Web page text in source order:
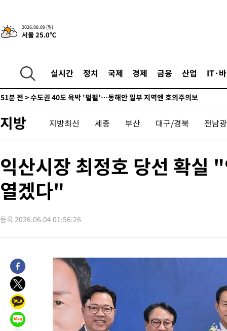
2026.08.09 (일)
서울 25.0℃
실시간 정치 국제 경제 금융 산업 IT·
宋 10.17%
-4126초 전 >이강인 "아틀레티코 이적 기뻐…등번호 7번 의미보단 팀 위해
-4061초 전 >[속보]與 당대표 경선, 제주·인천 권리당원 투표 김민석 승리
48분 전 >[속보]이강인 "감독님이 원하는 마음 느꼈고, 많은 트로피 원해 아
코 이적"
수도권 40도 육박 '펄펄'…동해안 일부 지역엔 호의주의보
1시간 전 >온열질환 사망자 3명 늘어…누적 환자 3000명 돌파
3시간 전 >
백운산서 80년근 천종산삼 9뿌리 발견…감정가 1.3억원
4시간 전 >선재도서 해루질 나섰다 실종 60대, 닷새 만에 숨진 채 발견
5시간 전 >여수 오동도 해상서 모터보트 전복…1명 사망·1명 실종
6시간 전 >극한폭염 한풀 꺾이지만…'낮 최고 35도' 무더위, 열대야 계속[다
날씨]
7시간 전 >축구협회 "압수수색·성접대 논란 사과…쇄신의 기회로 삼겠다"
10시간 전 >'최고 37도' 폭염 지속…강원동해안 최대 150㎜ 비
12시간 전 >[속보]뉴욕증시 상승 마감…S&P 0.6% 나스닥 1.3%↑
-5377초 전 >
[속보]與최고위원 제주·인천 순회경선…박선원·최민희·서미
민수·김용 순
-5330초 전 >
[속보]김민석, 與 전대 당원투표 누적 득표율 45.42%로 1위…
래 44.56%
-4612초 전 >
[속보]與 대표 경선 제주·인천 당원투표…金 47.75%·鄭
宋 10.17%
-4146초 전 >
이강인 "아틀레티코 이적 기뻐…등번호 7번 의미보단 팀 위해
-4081초 전 >
[속보]與 당대표 경선, 제주·인천 권리당원 투표 김민석 승리
지방 지방최신 세종 부산 대구/경북 전남
익산시장 최정호 당선 확실
열겠다"
등록 2026.06.04 01:56:26